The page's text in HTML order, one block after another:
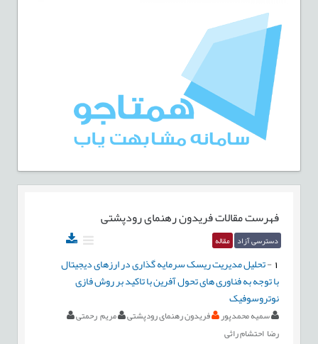
فهرست مقالاتفریدون رهنمای رودپشتی
دسترسی آزاد مقاله
-تحلیل مدیریت ریسک سرمایه گذاری در ارزهای دیجیتال
با توجه به فناوری های تحول آفرین با تاکید بر روش فازی
نوتروسوفیک
سمیه محمدپور فریدون رهنمای رودپشتی
مریم رحمتی
رضا احتشام راثی